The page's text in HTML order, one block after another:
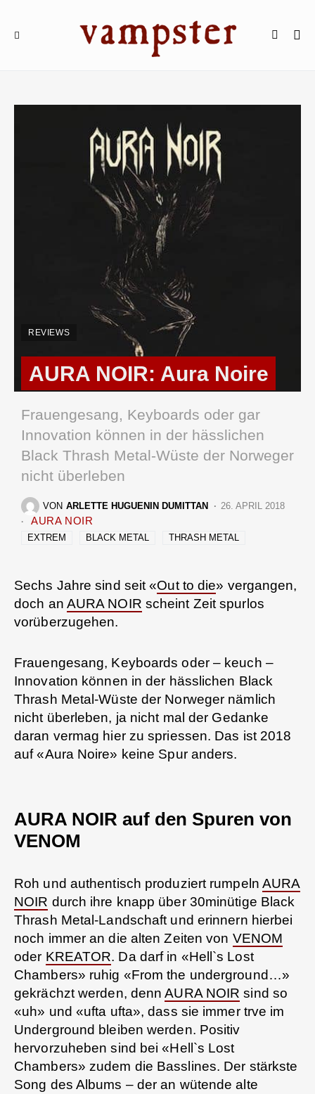
REVIEWS
AURA NOIR: Aura Noire
Frauengesang, Keyboards oder gar
Innovation können in der hässlichen
Black Thrash Metal-Wüste der Norweger
nicht überleben
VON ARLETTE HUGUENIN DUMITTAN 26. APRIL 2018
AURA NOIR
EXTREM BLACK METAL THRASH METAL
Sechs Jahre sind seit «Out to die» vergangen,
doch an AURA NOIR scheint Zeit spurlos
vorüberzugehen.
Frauengesang, Keyboards oder – keuch –
Innovation können in der hässlichen Black
Thrash Metal-Wüste der Norweger nämlich
nicht überleben, ja nicht mal der Gedanke
daran vermag hier zu spriessen. Das ist 2018
auf «Aura Noire» keine Spur anders.
AURA NOIR auf den Spuren von
VENOM
Roh und authentisch produziert rumpeln AURA
NOIR durch ihre knapp über 30minütige Black
Thrash Metal-Landschaft und erinnern hierbei
noch immer an die alten Zeiten von VENOM
oder KREATOR. Da darf in «Hell`s Lost
Chambers» ruhig «From the underground…»
gekrächzt werden, dennAURA NOIR sind so
«uh» und «ufta ufta», dass sie immer trve im
Underground bleiben werden. Positiv
hervorzuheben sind bei «Hell`s Lost
Chambers» zudem die Basslines. Der stärkste
Song des Albums – der an wütende alte